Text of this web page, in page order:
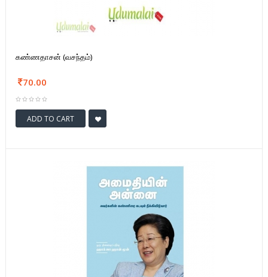
கண்ணதாசன் (வசந்தம்)
70.00
ADD TO CART